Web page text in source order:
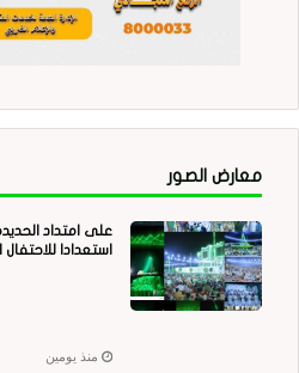
معارض الصور
على امتداد
استعدادا للاحتفال
منذ يومين